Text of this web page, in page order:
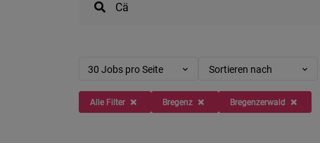
30 Jobs pro Seite Sortieren nach
Alle Filter Bregenz Bregenzerwald